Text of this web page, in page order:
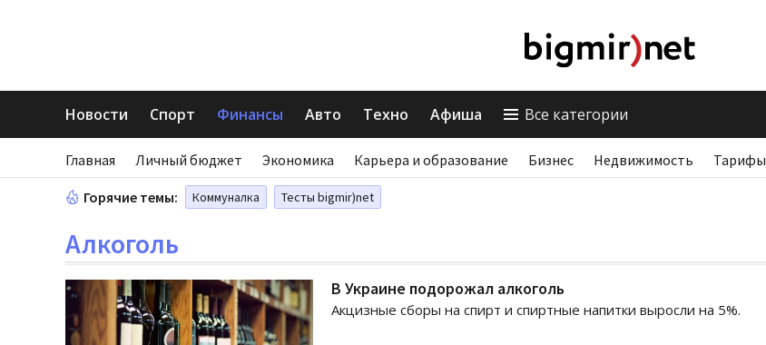
Новости Спорт Финансы Авто Техно Афиша Все категории
Главная Личный бюджет Экономика Карьера и образование Бизнес Недвижимость Тарифы
Горячие темы: Коммуналка Тесты bigmir)net
Алкоголь
В Украине подорожал алкоголь
Акцизные сборы на спирт и спиртные напитки выросли на 5%.